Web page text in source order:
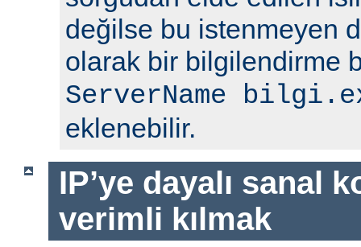
değilse bu istenmeyen
olarak bir bilgilendirme
ServerName
eklenebilir.
IP’ye dayalı sanal
verimli kılmak